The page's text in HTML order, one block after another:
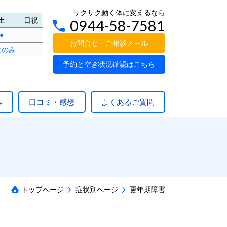
日祝
●
─
み
─
サクサク動く体に変えるなら
0944-58-7581
お問合せ・ご相談メール
予約と空き状況確認はこちら
口コミ・感想 よくあるご質問
トップページ 症状別ページ 更年期障害